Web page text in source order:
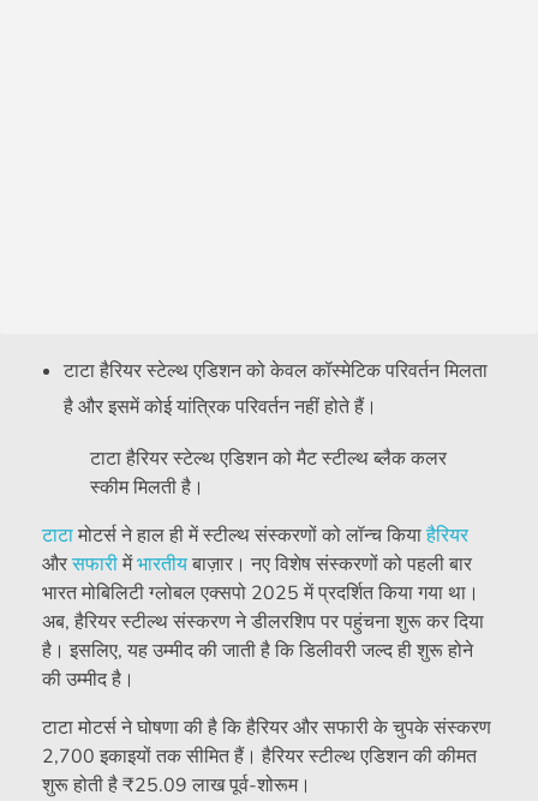
टाटा हैरियर स्टेल्थ एडिशन को केवल कॉस्मेटिक परिवर्तन मिलता
है और इसमें कोई यांत्रिक परिवर्तन नहीं होते हैं।
टाटा हैरियर स्टेल्थ एडिशन को मैट स्टील्थ ब्लैक कलर
स्कीम मिलती है।
टाटामोटर्स ने हाल ही में स्टील्थ संस्करणों को लॉन्च कियाहैरियर
औरसफारीमेंभारतीयबाज़ार। नए विशेष संस्करणों को पहली बार
भारत मोबिलिटी ग्लोबल एक्सपो 2025 में प्रदर्शित किया गया था।
अब, हैरियर स्टील्थ संस्करण ने डीलरशिप पर पहुंचना शुरू कर दिया
है। इसलिए, यह उम्मीद की जाती है कि डिलीवरी जल्द ही शुरू होने
की उम्मीद है।
टाटा मोटर्स ने घोषणा की है कि हैरियर और सफारी के चुपके संस्करण
2,700 इकाइयों तक सीमित हैं। हैरियर स्टील्थ एडिशन की कीमत
शुरू होती है₹25.09 लाख पूर्व-शोरूम।